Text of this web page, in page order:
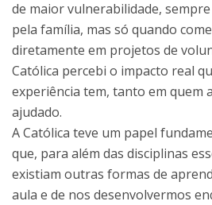
de maior vulnerabilidade,
pela família, mas só quando
diretamente em projetos de
Católica percebi o impacto real
experiência tem, tanto em quem
ajudado.
A Católica teve um papel
que, para além das disciplinas
existiam outras formas de
aula e de nos desenvolvermos